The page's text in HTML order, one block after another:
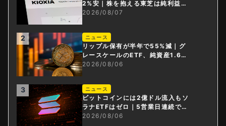
2%安｜株を抱える東芝は純利益3
0倍
2026/08/07
2 ニュース
リップル保有が半年で55%減｜グ
レースケールのETF、純資産1.6億
ドル減
2026/08/06
3 ニュース
ビットコインには2億ドル流入もソ
ラナETFはゼロ｜5営業日連続で停
止
2026/08/06